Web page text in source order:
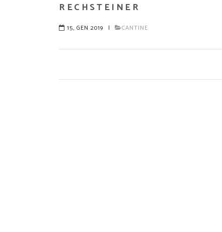
RECHSTEINER
15, GEN 2019 | CANTINE